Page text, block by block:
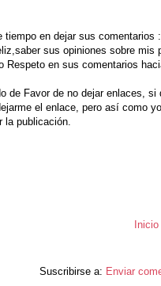
tiempo en dejar sus comentarios
sus opiniones sobre mis
Respeto en sus comentarios
de Favor de no dejar enlaces,
el enlace, pero así como
la publicación.
Inicio
Suscribirse a: Enviar